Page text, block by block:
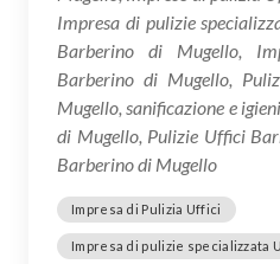
Impresa di pulizie
Barberino di Mugello,
Barberino di Mugello,
Mugello, sanificazione e
di Mugello, Pulizie Uffici
Barberino di Mugello
Impresa di Pulizia Uffici
Impresa di pulizie specializzata